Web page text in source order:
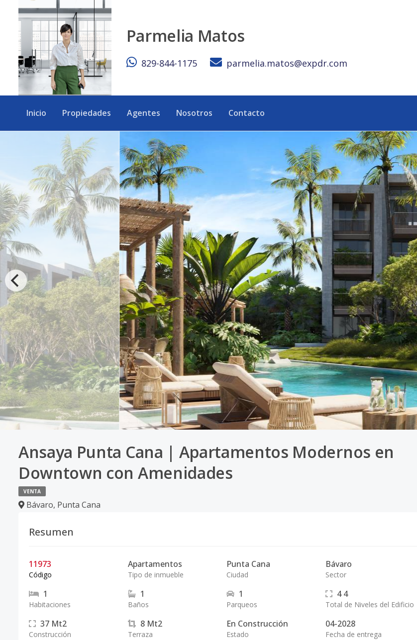
Parmelia Matos
829-844-1175 parmelia.matos@expdr.com
Inicio Propiedades Agentes Nosotros Contacto
Ansaya Punta Cana | Apartamentos Modernos en
Downtown con Amenidades
VENTA
Bávaro, Punta Cana
Resumen
11973
Código
Apartamentos
Tipo de inmueble
Punta Cana
Ciudad
Bávaro
Sector
1
Habitaciones
1
Baños
1
Parqueos
4 4
Total de Niveles del Edificio
37 Mt2
Construcción
8 Mt2
Terraza
En Construcción
Estado
04-2028
Fecha de entrega
Ansaya Punta Cana | Apartamentos Modernos en Downtown con Amenidades - eXp Realty República Dominicana